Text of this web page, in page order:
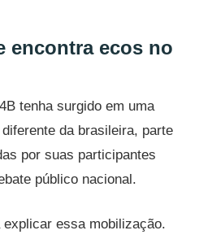
encontra ecos no
tenha surgido em uma
da brasileira, parte
por suas participantes
público nacional.
essa mobilização.